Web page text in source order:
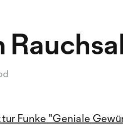
Funke "Geniale